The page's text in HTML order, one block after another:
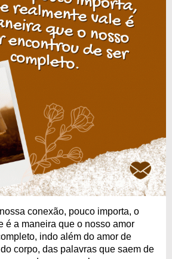
conexão, pouco importa, o
é a maneira que o nosso amor
indo além do amor de
corpo, das palavras que saem de